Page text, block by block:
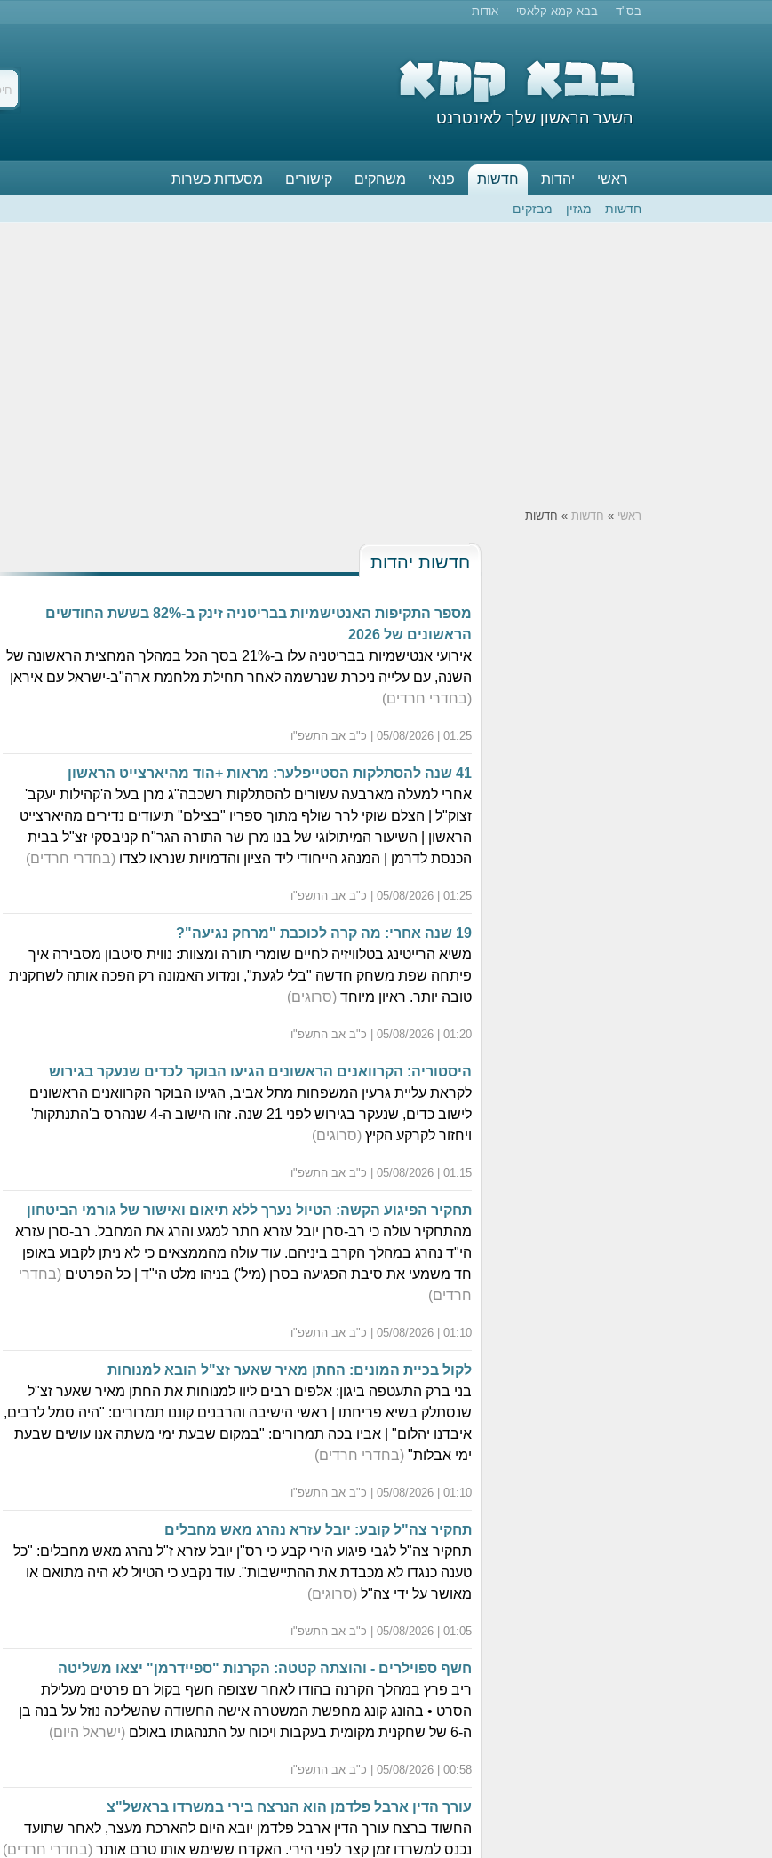
בס"ד בבא קמא קלאסי אודות
השער הראשון שלך לאינטרנט
ראשי יהדות חדשות פנאי משחקים קישורים מסעדות כשרות
חדשות מגזין מבזקים
ראשי » חדשות » חדשות
חדשות יהדות
מספר התקיפות האנטישמיות בבריטניה זינק ב-82% בששת החודשים
הראשונים של 2026
אירועי אנטישמיות בבריטניה עלו ב-21% בסך הכל במהלך המחצית הראשונה של
השנה, עם עלייה ניכרת שנרשמה לאחר תחילת מלחמת ארה"ב-ישראל עם איראן
(בחדרי חרדים)
01:25 | 05/08/2026 | כ"ב אב התשפ"ו
41 שנה להסתלקות הסטייפלער: מראות +הוד מהיארצייט הראשון
אחרי למעלה מארבעה עשורים להסתלקות רשכבה"ג מרן בעל ה'קהילות יעקב'
זצוק"ל | הצלם שוקי לרר שולף מתוך ספריו "בצילם" תיעודים נדירים מהיארצייט
הראשון | השיעור המיתולוגי של בנו מרן שר התורה הגר"ח קניבסקי זצ"ל בבית
הכנסת לדרמן | המנהג הייחודי ליד הציון והדמויות שנראו לצדו (בחדרי חרדים)
01:25 | 05/08/2026 | כ"ב אב התשפ"ו
19 שנה אחרי: מה קרה לכוכבת "מרחק נגיעה"?
משיא הרייטינג בטלוויזיה לחיים שומרי תורה ומצוות: נווית סיטבון מסבירה איך
פיתחה שפת משחק חדשה "בלי לגעת", ומדוע האמונה רק הפכה אותה לשחקנית
טובה יותר. ראיון מיוחד (סרוגים)
01:20 | 05/08/2026 | כ"ב אב התשפ"ו
היסטוריה: הקרוואנים הראשונים הגיעו הבוקר לכדים שנעקר בגירוש
לקראת עליית גרעין המשפחות מתל אביב, הגיעו הבוקר הקרוואנים הראשונים
לישוב כדים, שנעקר בגירוש לפני 21 שנה. זהו הישוב ה-4 שנהרס ב'התנתקות'
ויחזור לקרקע הקיץ (סרוגים)
01:15 | 05/08/2026 | כ"ב אב התשפ"ו
תחקיר הפיגוע הקשה: הטיול נערך ללא תיאום ואישור של גורמי הביטחון
מהתחקיר עולה כי רב-סרן יובל עזרא חתר למגע והרג את המחבל. רב-סרן עזרא
הי"ד נהרג במהלך הקרב ביניהם. עוד עולה מהממצאים כי לא ניתן לקבוע באופן
חד משמעי את סיבת הפגיעה בסרן (מיל') בניהו מלט הי"ד | כל הפרטים (בחדרי
חרדים)
01:10 | 05/08/2026 | כ"ב אב התשפ"ו
לקול בכיית המונים: החתן מאיר שאער זצ"ל הובא למנוחות
בני ברק התעטפה ביגון: אלפים רבים ליוו למנוחות את החתן מאיר שאער זצ"ל
שנסתלק בשיא פריחתו | ראשי הישיבה והרבנים קוננו תמרורים: "היה סמל לרבים,
איבדנו יהלום" | אביו בכה תמרורים: "במקום שבעת ימי משתה אנו עושים שבעת
ימי אבלות" (בחדרי חרדים)
01:10 | 05/08/2026 | כ"ב אב התשפ"ו
תחקיר צה"ל קובע: יובל עזרא נהרג מאש מחבלים
תחקיר צה"ל לגבי פיגוע הירי קבע כי רס"ן יובל עזרא ז"ל נהרג מאש מחבלים: "כל
טענה כנגדו לא מכבדת את ההתיישבות". עוד נקבע כי הטיול לא היה מתואם או
מאושר על ידי צה"ל (סרוגים)
01:05 | 05/08/2026 | כ"ב אב התשפ"ו
חשף ספוילרים - והוצתה קטטה: הקרנות "ספיידרמן" יצאו משליטה
ריב פרץ במהלך הקרנה בהודו לאחר שצופה חשף בקול רם פרטים מעלילת
הסרט • בהונג קונג מחפשת המשטרה אישה החשודה שהשליכה נוזל על בנה בן
ה-6 של שחקנית מקומית בעקבות ויכוח על התנהגותו באולם
(ישראל היום)
00:58 | 05/08/2026 | כ"ב אב התשפ"ו
עורך הדין ארבל פלדמן הוא הנרצח בירי במשרדו בראשל"צ
החשוד ברצח עורך הדין ארבל פלדמן יובא היום להארכת מעצר, לאחר שתועד
נכנס למשרדו זמן קצר לפני הירי. האקדח ששימש אותו טרם אותר (בחדרי חרדים)